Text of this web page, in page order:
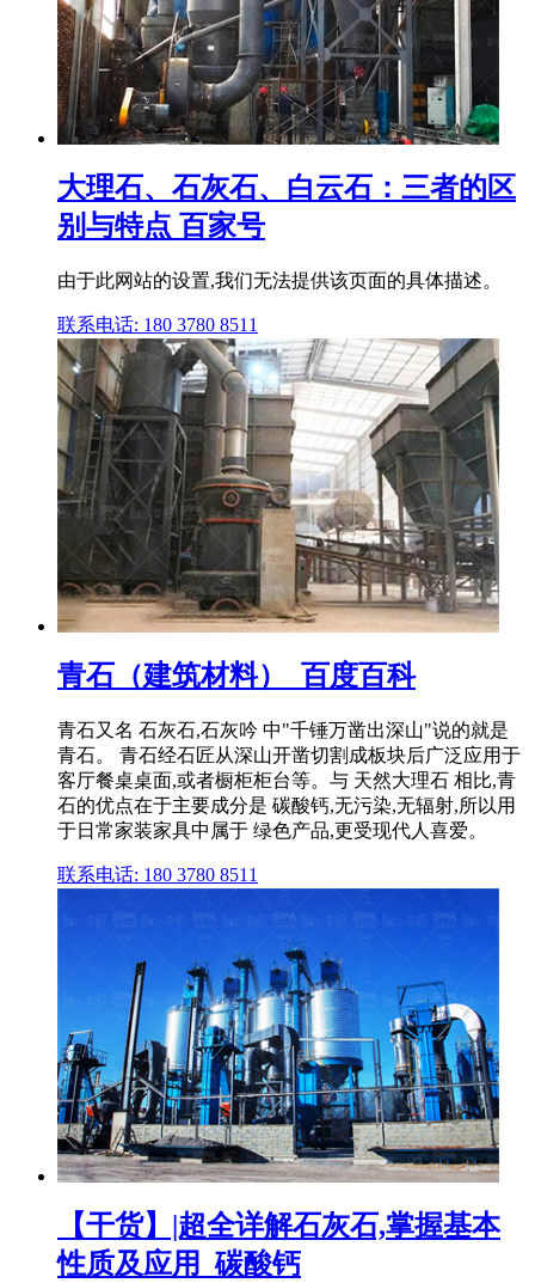
大理石、石灰石、白云石：三者的区
别与特点 百家号
由于此网站的设置,我们无法提供该页面的具体描述。
联系电话: 180 3780 8511
青石（建筑材料）_百度百科
青石又名 石灰石,石灰吟 中"千锤万凿出深山"说的就是
青石。 青石经石匠从深山开凿切割成板块后广泛应用于
客厅餐桌桌面,或者橱柜柜台等。与 天然大理石 相比,青
石的优点在于主要成分是 碳酸钙,无污染,无辐射,所以用
于日常家装家具中属于 绿色产品,更受现代人喜爱。
联系电话: 180 3780 8511
【干货】|超全详解石灰石,掌握基本
性质及应用_碳酸钙